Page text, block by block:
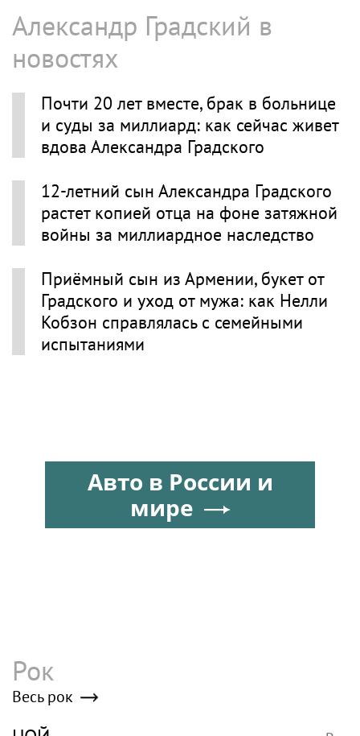
Александр Градский в
новостях
Почти 20 лет вместе, брак в больнице
и суды за миллиард: как сейчас живет
вдова Александра Градского
12-летний сын Александра Градского
растет копией отца на фоне затяжной
войны за миллиардное наследство
Приёмный сын из Армении, букет от
Градского и уход от мужа: как Нелли
Кобзон справлялась с семейными
испытаниями
Авто в России и
мире
Рок
Весь рок